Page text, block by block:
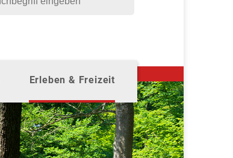
Erleben & Freizeit